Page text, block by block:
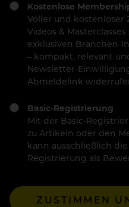
Kostenlose
Voller und kostenloser
Videos &
exklusiven Branchen-
– kompakt, relevant
Newsletter-
Abmeldelink
Basic-Registrierung
Mit der Basic-
zu Artikeln oder den
kann ausschließlich
Registrierung als
ZUSTIMMEN